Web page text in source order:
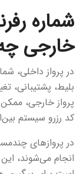
شماره
خارجی
در پرواز داخلی،
بلیط، پشتیبانی،
کد رزرو سیستم
در پروازهای
انجام می‌شوند،